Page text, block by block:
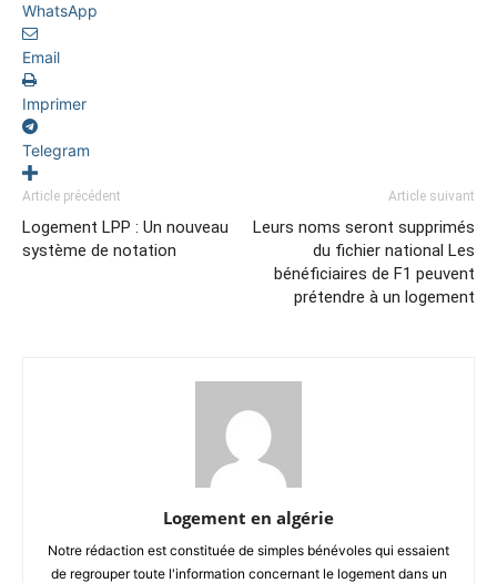
WhatsApp
Email
Imprimer
Telegram
Article précédent
Logement LPP : Un nouveau
système de notation
Article suivant
Leurs noms seront supprimés
du fichier national Les
bénéficiaires de F1 peuvent
prétendre à un logement
Logement en algérie
Notre rédaction est constituée de simples bénévoles qui essaient
de regrouper toute l'information concernant le logement dans un